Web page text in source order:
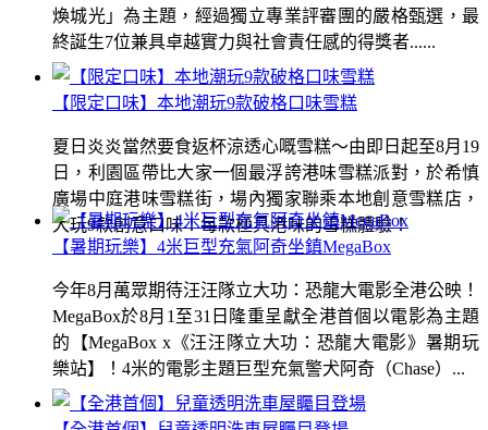
【限定口味】本地潮玩9款破格口味雪糕
夏日炎炎當然要食返杯涼透心嘅雪糕～由即日起至8月19
日，利園區帶比大家一個最浮誇港味雪糕派對，於希慎
廣場中庭港味雪糕街，場內獨家聯乘本地創意雪糕店，
大玩9款創意口味！每款極具港味的雪糕體驗！
煥城光」為主題，經過獨立專業評審團的嚴格甄選，最
終誕生7位兼具卓越實力與社會責任感的得獎者......
【暑期玩樂】4米巨型充氣阿奇坐鎮MegaBox
今年8月萬眾期待汪汪隊立大功：恐龍大電影全港公映！
MegaBox於8月1至31日隆重呈獻全港首個以電影為主題
的【MegaBox x《汪汪隊立大功：恐龍大電影》暑期玩
樂站】！4米的電影主題巨型充氣警犬阿奇（Chase）...